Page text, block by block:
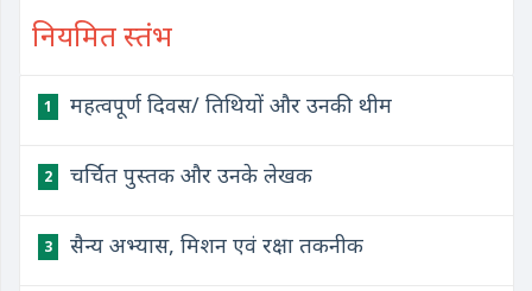
नियमित स्तंभ
1 महत्वपूर्ण दिवस/ तिथियों और उनकी थीम
2 चर्चित पुस्तक और उनके लेखक
3 सैन्य अभ्यास, मिशन एवं रक्षा तकनीक